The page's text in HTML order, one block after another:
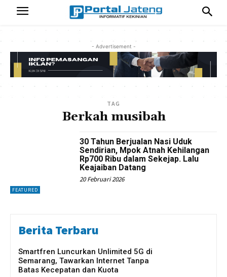
- Advertisement -
TAG
Berkah musibah
FEATURED
30 Tahun Berjualan Nasi Uduk
Sendirian, Mpok Atnah Kehilangan
Rp700 Ribu dalam Sekejap. Lalu
Keajaiban Datang
20 Februari 2026
Berita Terbaru
Smartfren Luncurkan Unlimited 5G di
Semarang, Tawarkan Internet Tanpa
Batas Kecepatan dan Kuota